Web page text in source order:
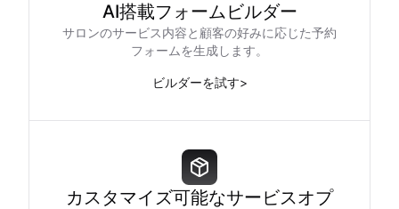
AI搭載フォームビルダー
サロンのサービス内容と顧客の好みに応じた予約
フォームを生成します。
ビルダーを試す>
カスタマイズ可能なサービスオプ